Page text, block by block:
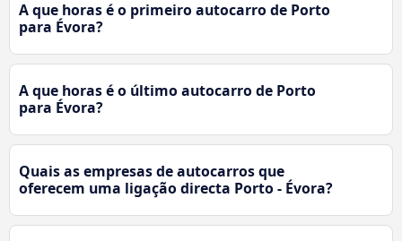
A que horas é o primeiro autocarro de Porto
para Évora?
A que horas é o último autocarro de Porto
para Évora?
Quais as empresas de autocarros que
oferecem uma ligação directa Porto - Évora?